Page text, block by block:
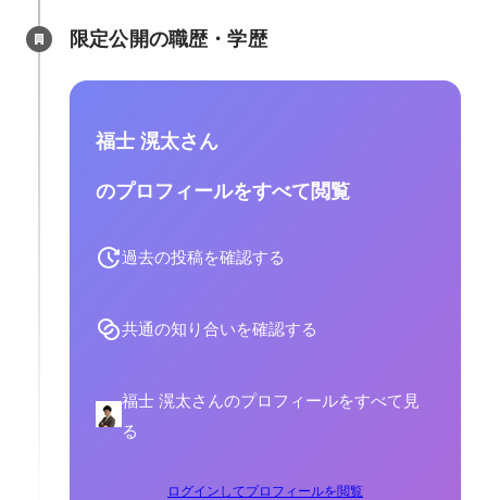
て企業の利益を100%向上に尽力
限定公開の職歴・学歴
福士 滉太さん
のプロフィールをすべて閲覧
過去の投稿を確認する
共通の知り合いを確認する
福士 滉太さんのプロフィールをすべて見
る
ログインしてプロフィールを閲覧